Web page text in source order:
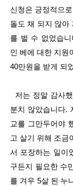
신청은 긍정적으
돌도 채 되지 않아
를 벌 수 없었습니
인 베에 대한 지원
40만원을 받게 되
저는 정말 감사
분치 않았습니다.
교를 그만두어야
고 살기 위해 조금
서 포장하는 일이
구든지 필요한 수
를 겨우 5살 된 누